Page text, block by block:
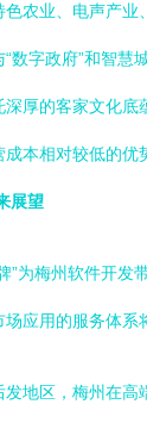
色农业、电声产业
“数字政府”和智慧
深厚的客家文化底
成本相对较低的优
展望
”为梅州软件开
应用的服务体系
地区，梅州在